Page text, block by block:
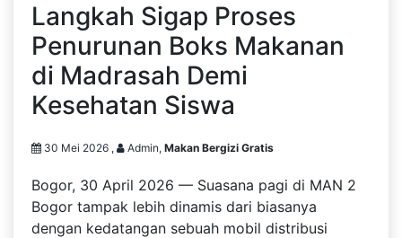
Langkah Sigap Proses
Penurunan Boks Makanan
di Madrasah Demi
Kesehatan Siswa
30 Mei 2026 , Admin, Makan Bergizi Gratis
Bogor, 30 April 2026 — Suasana pagi di MAN 2
Bogor tampak lebih dinamis dari biasanya
dengan kedatangan sebuah mobil distribusi